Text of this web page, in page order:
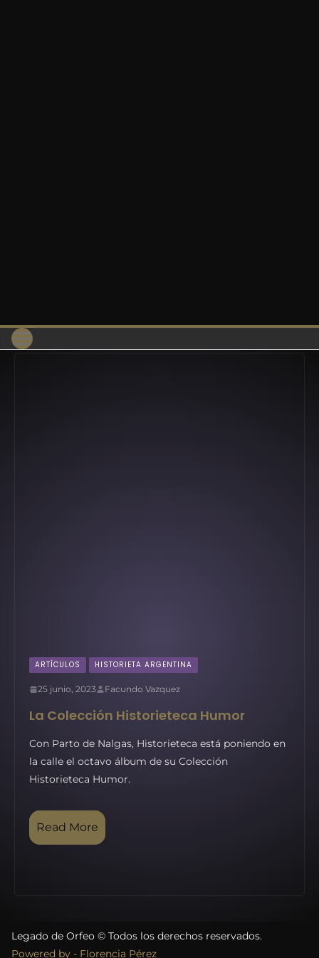
ARTÍCULOS HISTORIETA ARGENTINA
25 junio, 2023 Facundo Vazquez
La Colección Historieteca Humor
Con Parto de Nalgas, Historieteca está poniendo en
la calle el octavo álbum de su Colección
Historieteca Humor.
Read More
Legado de Orfeo © Todos los derechos reservados.
Powered by - Florencia Pérez